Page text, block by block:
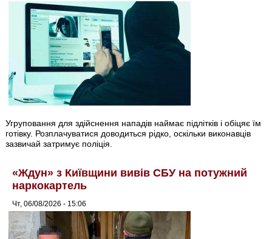
Угруповання для здійснення нападів наймає підлітків і обіцяє їм
готівку. Розплачуватися доводиться рідко, оскільки виконавців
зазвичай затримує поліція.
«Ждун» з Київщини вивів СБУ на потужний
наркокартель
Чт, 06/08/2026 - 15:06